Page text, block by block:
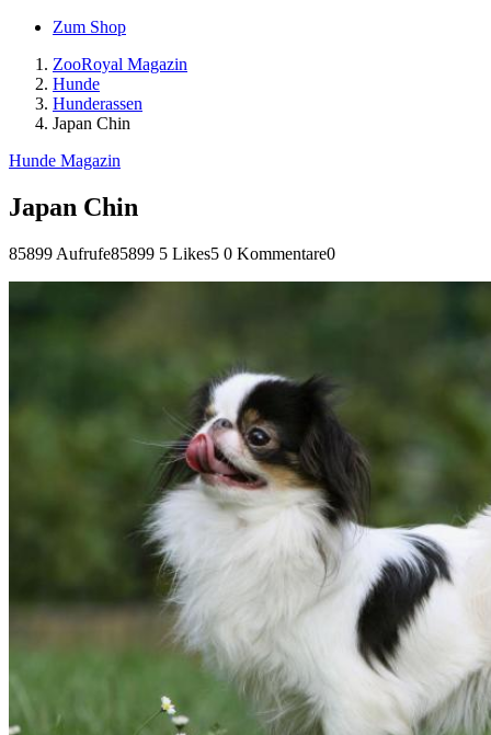
Zum Shop
ZooRoyal Magazin
Hunde
Hunderassen
Japan Chin
Hunde Magazin
Japan Chin
85899 Aufrufe85899 5 Likes5 0 Kommentare0